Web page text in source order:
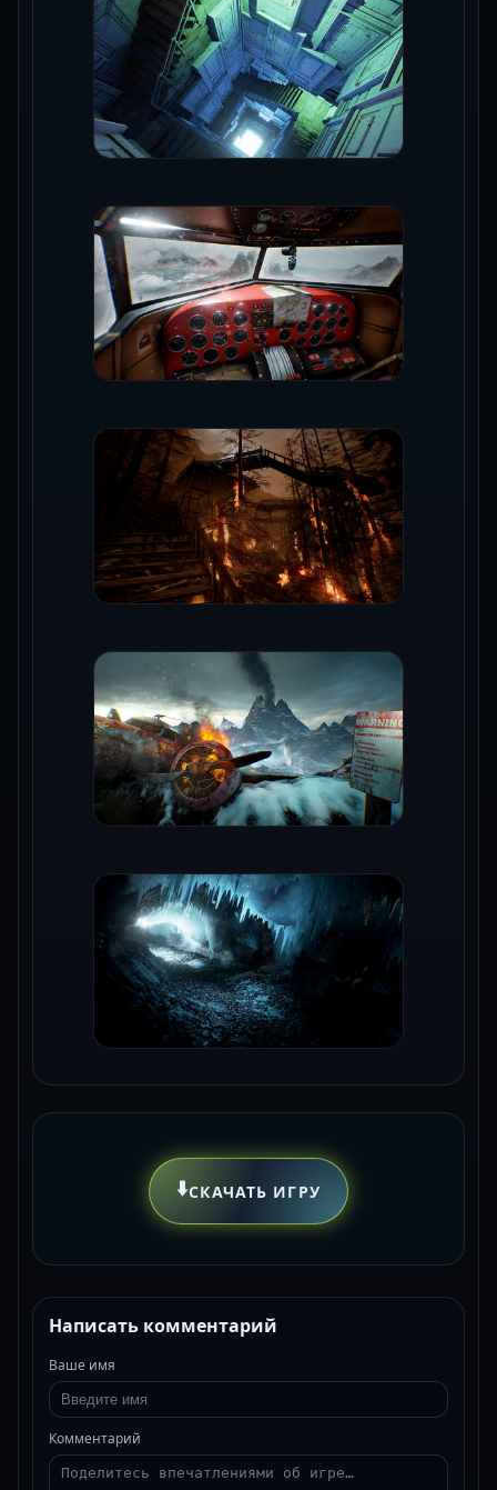
⬇️СКАЧАТЬ ИГРУ
Написать комментарий
Ваше имя
Комментарий